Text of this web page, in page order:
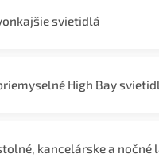
svietidlá
High Bay
kancelárske a nočné